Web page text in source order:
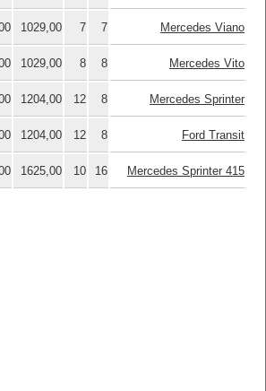
Mercedes Viano
7
7
1029,00
Mercedes Vito
8
8
1029,00
Mercedes Sprinter
8
12
1204,00
Ford Transit
8
12
1204,00
Mercedes Sprinter 415
16
10
1625,00